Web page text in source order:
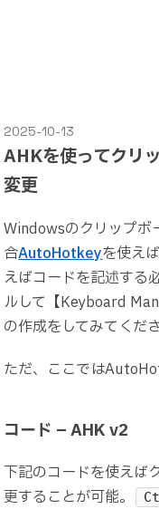
2025-10-13
AHKを使ってクリ
変更
Windowsのクリップボ
合AutoHotkeyを使え
えばコードを記述する
ルして【Keyboard
の作成をしてみてくださ
ただ、ここでは
コード – AHK v2
下記のコードを使えば
更することが可能。